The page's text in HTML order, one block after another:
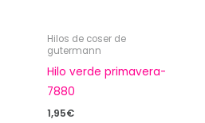
Hilos de coser de
gutermann
Hilo verde primavera-
7880
1,95€